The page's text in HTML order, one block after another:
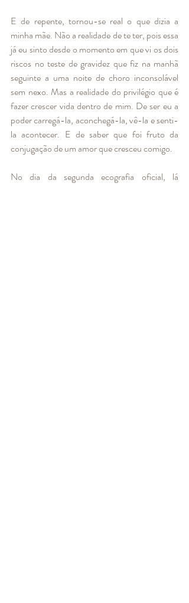
E de repente, tornou-se real o que dizia a
minha mãe. Não a realidade de te ter, pois essa
já eu sinto desde o momento em que vi os dois
riscos no teste de gravidez que fiz na manhã
seguinte a uma noite de choro inconsolável
sem nexo. Mas a realidade do privilégio que é
fazer crescer vida dentro de mim. De ser eu a
poder carregá-la, aconchegá-la, vê-la e senti-
la acontecer. E de saber que foi fruto da
conjugação de um amor que cresceu comigo.
No dia da segunda ecografia oficial, lá